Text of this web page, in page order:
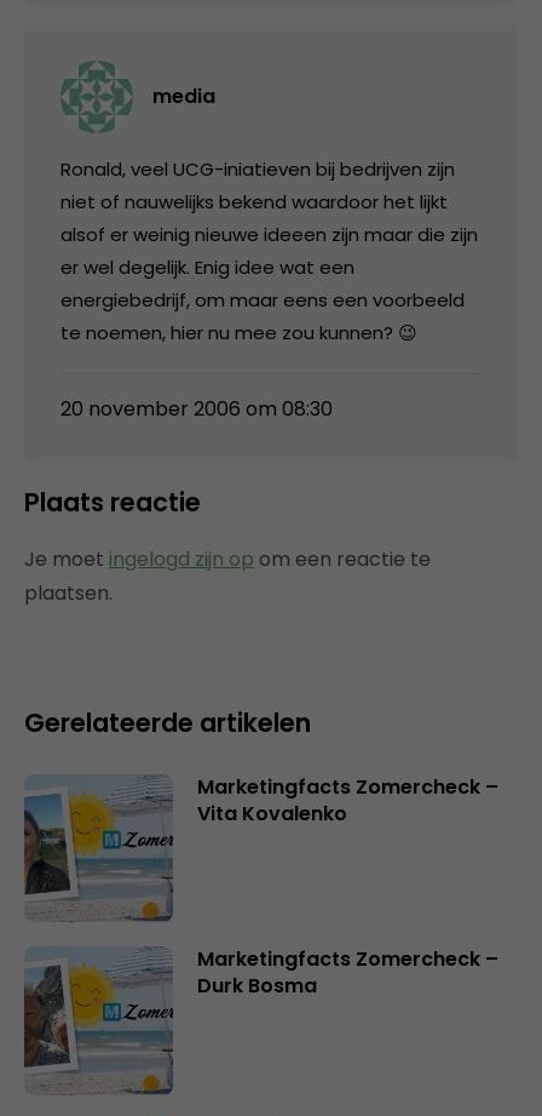
media
Ronald, veel UCG-iniatieven bij bedrijven zijn
niet of nauwelijks bekend waardoor het lijkt
alsof er weinig nieuwe ideeen zijn maar die zijn
er wel degelijk. Enig idee wat een
energiebedrijf, om maar eens een voorbeeld
te noemen, hier nu mee zou kunnen? 😉
20 november 2006 om 08:30
Plaats reactie
Je moet ingelogd zijn op om een reactie te
plaatsen.
Gerelateerde artikelen
Marketingfacts Zomercheck –
Vita Kovalenko
Marketingfacts Zomercheck –
Durk Bosma